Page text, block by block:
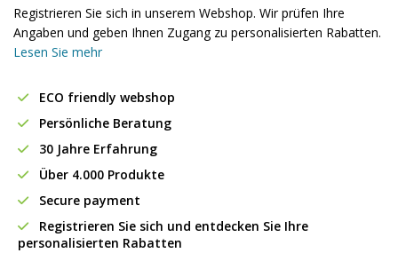
Registrieren Sie sich in unserem Webshop. Wir prüfen Ihre
Angaben und geben Ihnen Zugang zu personalisierten Rabatten.
Lesen Sie mehr
ECO friendly webshop
Persönliche Beratung
30 Jahre Erfahrung
Über 4.000 Produkte
Secure payment
Registrieren Sie sich und entdecken Sie Ihre
personalisierten Rabatten